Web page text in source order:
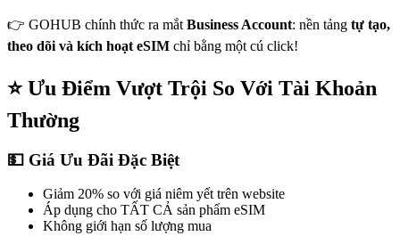
👉 GOHUB chính thức ra mắt Business Account: nền tảng tự tạo,
theo dõi và kích hoạt eSIM chỉ bằng một cú click!
⭐ Ưu Điểm Vượt Trội So Với Tài Khoản
Thường
💵 Giá Ưu Đãi Đặc Biệt
Giảm 20% so với giá niêm yết trên website
Áp dụng cho TẤT CẢ sản phẩm eSIM
Không giới hạn số lượng mua